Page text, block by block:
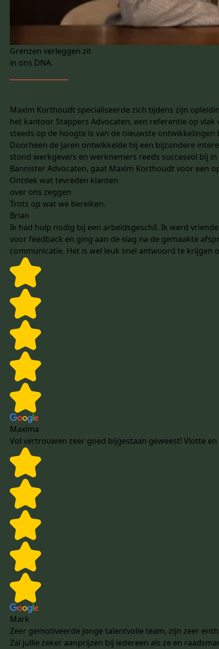
Grenzen verleggen zit
in ons DNA.
Maxim Korthoudt specialiseerde zich tijdens zijn
het kantoor Stappers Advocaten, een referentie op
steeds op de hoogte is van de nieuwste
Doorheen de jaren ontwikkelde hij een bijzondere
stond werkgevers en werknemers reeds succesvol bij
Bannister Advocaten, gaat Maxim Korthoudt voor een
Ontdek wat tevreden klanten
over ons zeggen
Trots op wat we bereiken.
Brian
Ik had hulp nodig bij een arbeidsgeschil. Ik werd
voor feedback en ging aan de slag na de gemaakte
communicatie. Het is wel leuk snel antwoord te krijgen
Maxima
Vol vertrouwen zeer goed bijgestaan geweest! Vlotte
Mark
Zeer gemotiveerde jonge talentvolle team, zijn zeer
Zal jullie zeker aanprijzen bij iedereen als ze en